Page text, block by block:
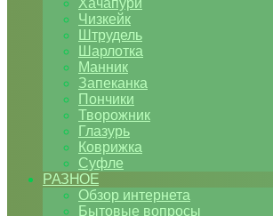
Хачапури
Чизкейк
Штрудель
Шарлотка
Манник
Запеканка
Пончики
Творожник
Глазурь
Коврижка
Суфле
РАЗНОЕ
Обзор интернета
Бытовые вопросы